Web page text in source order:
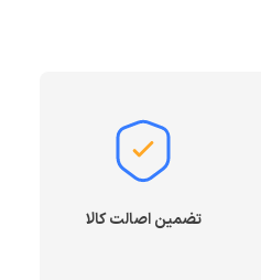
تضمین اصالت کالا